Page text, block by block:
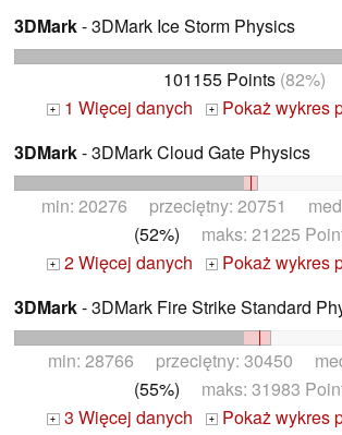
3DMark- 3DMark Ice Storm Physics
101155 Points(82%)
+ 1 Więcej danych +
Pokaż wykres
3DMark- 3DMark Cloud Gate Physics
min: 20276 przeciętny: 20751
(52%) maks: 21225
+ 2 Więcej danych +
Pokaż wykres
3DMark- 3DMark Fire Strike Standard
min: 28766 przeciętny: 30450
(55%) maks: 31983
+ 3 Więcej danych +
Pokaż wykres